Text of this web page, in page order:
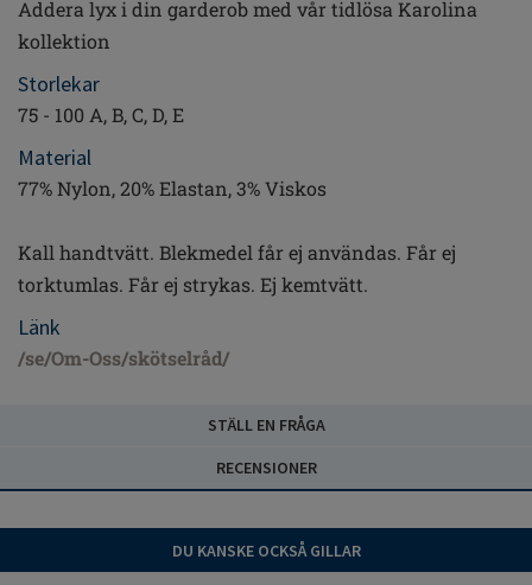
Addera lyx i din garderob med vår tidlösa Karolina
kollektion
Storlekar
75 - 100 A, B, C, D, E
Material
77% Nylon, 20% Elastan, 3% Viskos
Kall handtvätt. Blekmedel får ej användas. Får ej
torktumlas. Får ej strykas. Ej kemtvätt.
Länk
/se/Om-Oss/skötselråd/
STÄLL EN FRÅGA
RECENSIONER
DU KANSKE OCKSÅ GILLAR